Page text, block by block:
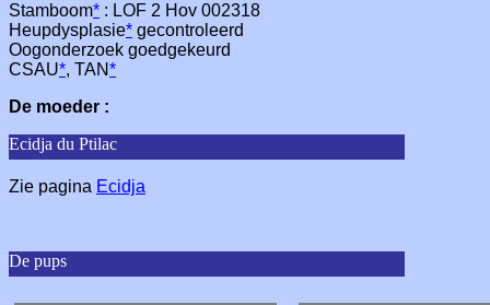
Stamboom* : LOF 2 Hov 002318
Heupdysplasie* gecontroleerd
Oogonderzoek goedgekeurd
CSAU*, TAN*
De moeder :
Ecidja du Ptilac
Zie pagina Ecidja
De pups